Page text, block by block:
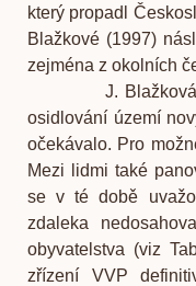
který propadl
Blažkové (1997)
zejména z okolních
J. Blažková
osidlování území
očekávalo. Pro
Mezi lidmi také
se v té době
zdaleka
obyvatelstva (viz
zřízení VVP